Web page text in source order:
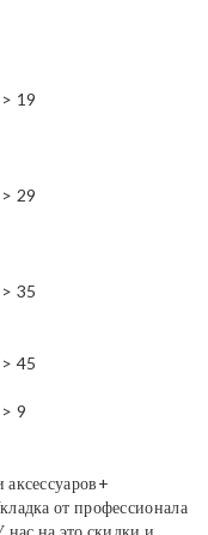
> 19
> 29
> 35
> 45
> 9